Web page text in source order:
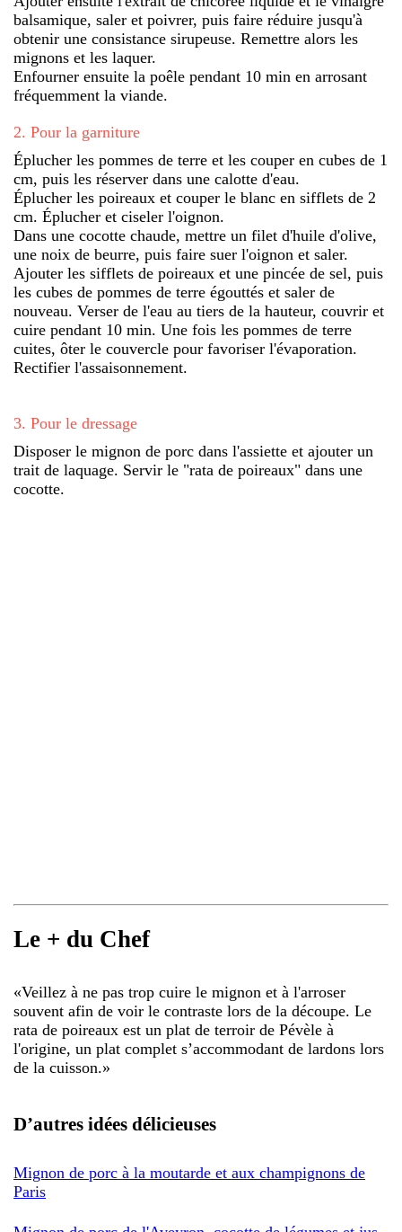
balsamique, saler et poivrer, puis faire réduire jusqu'à
obtenir une consistance sirupeuse. Remettre alors les
mignons et les laquer.
Enfourner ensuite la poêle pendant 10 min en arrosant
fréquemment la viande.
2. Pour la garniture
Éplucher les pommes de terre et les couper en cubes de 1
cm, puis les réserver dans une calotte d'eau.
Éplucher les poireaux et couper le blanc en sifflets de 2
cm. Éplucher et ciseler l'oignon.
Dans une cocotte chaude, mettre un filet d'huile d'olive,
une noix de beurre, puis faire suer l'oignon et saler.
Ajouter les sifflets de poireaux et une pincée de sel, puis
les cubes de pommes de terre égouttés et saler de
nouveau. Verser de l'eau au tiers de la hauteur, couvrir et
cuire pendant 10 min. Une fois les pommes de terre
cuites, ôter le couvercle pour favoriser l'évaporation.
Rectifier l'assaisonnement.
3. Pour le dressage
Disposer le mignon de porc dans l'assiette et ajouter un
trait de laquage. Servir le "rata de poireaux" dans une
cocotte.
Le + du Chef
«Veillez à ne pas trop cuire le mignon et à l'arroser
souvent afin de voir le contraste lors de la découpe. Le
rata de poireaux est un plat de terroir de Pévèle à
l'origine, un plat complet s’accommodant de lardons lors
de la cuisson.»
D’autres idées délicieuses
Mignon de porc à la moutarde et aux champignons de
Paris